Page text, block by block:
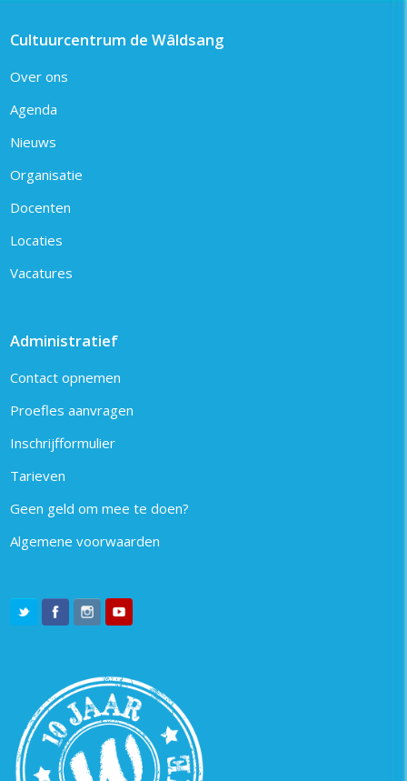
Cultuurcentrum de Wâldsang
Over ons
Agenda
Nieuws
Organisatie
Docenten
Locaties
Vacatures
Administratief
Contact opnemen
Proefles aanvragen
Inschrijfformulier
Tarieven
Geen geld om mee te doen?
Algemene voorwaarden